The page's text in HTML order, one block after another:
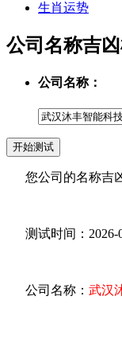
生肖运势
公司名称吉
公司名称：
您公司的名称吉
测试时间：2026-
公司名称： 武汉